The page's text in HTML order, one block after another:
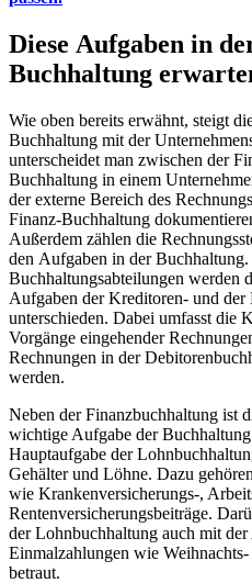
Diese Aufgaben in
Buchhaltung
Wie oben bereits erwähnt, steigt
Buchhaltung mit der
unterscheidet man zwischen der
Buchhaltung in einem
der externe Bereich des
Finanz-Buchhaltung
Außerdem zählen die
den Aufgaben in der
Buchhaltungsabteilungen werden
Aufgaben der Kreditoren- und der
unterschieden. Dabei umfasst die
Vorgänge eingehender
Rechnungen in der
werden.
Neben der Finanzbuchhaltung ist
wichtige Aufgabe der
Hauptaufgabe der
Gehälter und Löhne. Dazu
wie Krankenversicherungs-,
Rentenversicherungsbeiträge.
der Lohnbuchhaltung auch mit
Einmalzahlungen wie
betraut.